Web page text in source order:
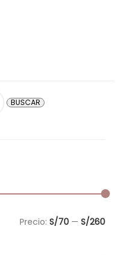
BUSCAR
Precio: S/70 — S/260